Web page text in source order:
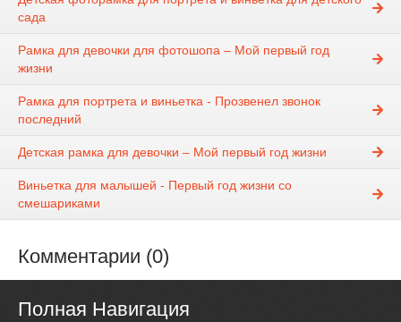
сада
Рамка для девочки для фотошопа – Мой первый год
жизни
Рамка для портрета и виньетка - Прозвенел звонок
последний
Детская рамка для девочки – Мой первый год жизни
Виньетка для малышей - Первый год жизни со
смешариками
Комментарии (0)
Полная Навигация